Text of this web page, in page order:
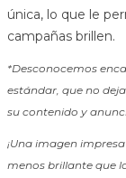
única, lo que le
campañas brillen.
*Desconocemos
estándar, que no
su contenido y
¡Una imagen
menos brillante que